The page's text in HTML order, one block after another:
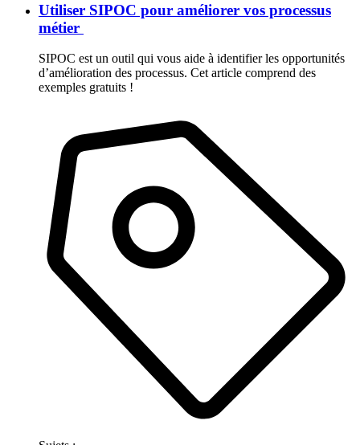
Utiliser SIPOC pour améliorer vos processus
métier
SIPOC est un outil qui vous aide à identifier les opportunités
d’amélioration des processus. Cet article comprend des
exemples gratuits !